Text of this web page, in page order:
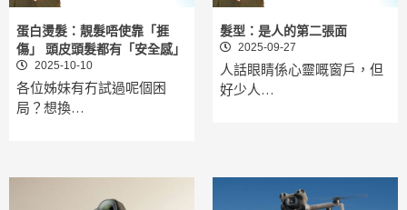
蛋白燙髮：靚髮唔使靠「捱
傷」 頭皮頭髮都有「安全感」
2025-10-10
各位姊妹有冇試過呢個困
局？想換…
髮型：是人的第二張面
2025-09-27
人話眼睛係心靈嘅窗戶，但
好少人…